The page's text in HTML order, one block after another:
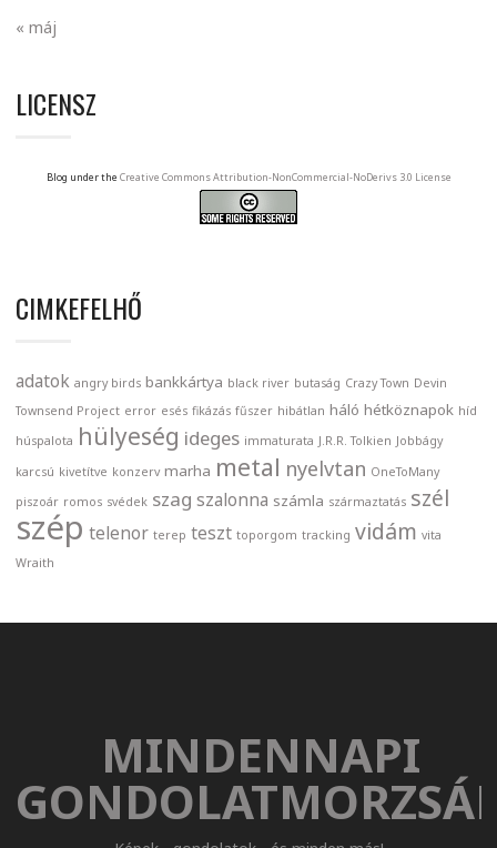
« máj
LICENSZ
Blog under the Creative Commons Attribution-NonCommercial-NoDerivs 3.0 License
CIMKEFELHŐ
adatok angry birds bankkártya black river butaság Crazy Town Devin
Townsend Project error esés fikázás fűszer hibátlan háló hétköznapok híd
húspalota hülyeség ideges immaturata J.R.R. Tolkien Jobbágy
karcsú kivetítve konzerv marha metal nyelvtan OneToMany
piszoár romos svédek szag szalonna számla származtatás szél
szép telenor terep teszt toporgom tracking vidám vita
Wraith
MINDENNAPI